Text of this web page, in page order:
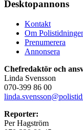
Desktopannons
Kontakt
Om
Prenumerera
Annonsera
Chefredaktör och
Linda Svensson
070-399 86 00
Reporter:
Per Hagström